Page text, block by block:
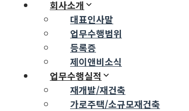
회사소개
대표인사말
업무수행범위
등록증
제이앤비소식
업무수행실적
재개발/재건축
가로주택/소규모재건축